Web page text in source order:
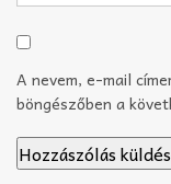
A nevem, e-mail
böngészőben a